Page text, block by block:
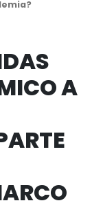
de
por
la